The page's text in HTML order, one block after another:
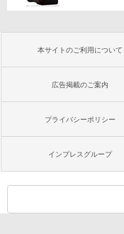
本サイトのご利用について
広告掲載のご案内
プライバシーポリシー
インプレスグループ